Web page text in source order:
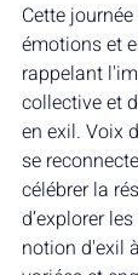
Cette
émotions et
rappelant
collective et
en exil. Voix
se
célébrer la
d’explorer
notion d'exil